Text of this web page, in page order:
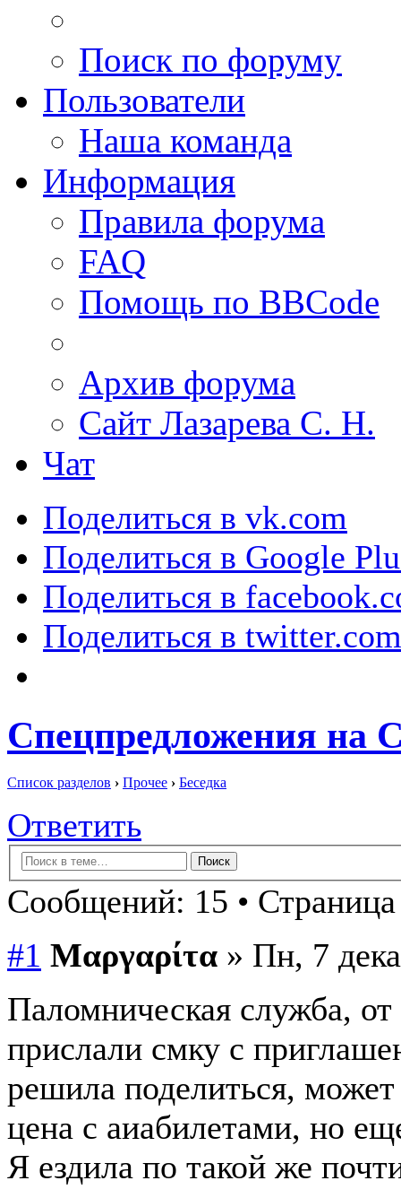
Поиск по форуму
Пользователи
Наша команда
Информация
Правила форума
FAQ
Помощь по BBCode
Архив форума
Сайт Лазарева С. Н.
Чат
Поделиться в vk.com
Поделиться в Google
Поделиться в
Поделиться в twitter.com
Спецпредложения на
Список разделов › Прочее › Беседка
Ответить
Сообщений: 15 • Страница
#1 Μαργαρίτα » Пн, 7
Паломническая служба, от
прислали смку с
решила поделиться, может
цена с аиабилетами, но
Я ездила по такой же